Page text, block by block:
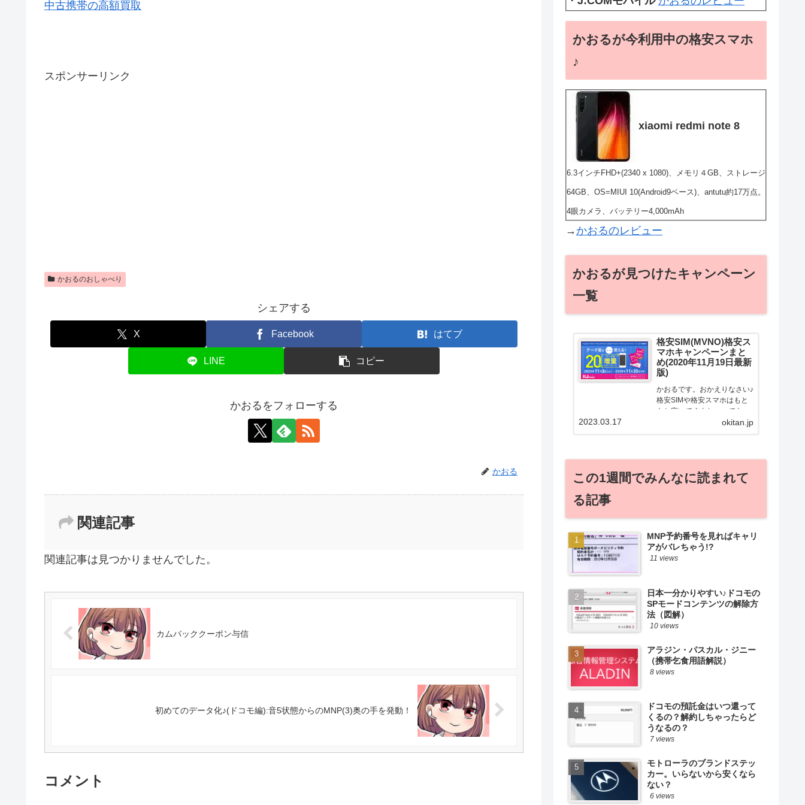
中古携帯の高額買取
スポンサーリンク
かおるのおしゃべり
シェアする
X Facebook はてブ
LINE コピー
かおるをフォローする
かおる
関連記事
関連記事は見つかりませんでした。
カムバッククーポン与信
初めてのデータ化♪(ドコモ編):音5状態からのMNP(3)奥の手を発動！
コメント
かおるが今利用中の格安スマホ
♪
xiaomi redmi note 8
6.3インチFHD+(2340 x 1080)、メモリ４GB、ストレージ
64GB、OS=MIUI 10(Android9ベース)、antutu約17万点。
4眼カメラ、バッテリー4,000mAh
→かおるのレビュー
かおるが見つけたキャンペーン
一覧
格安SIM(MVNO)格安ス
マホキャンペーンまと
め(2020年11月19日最新
版)
かおるです。おかえりなさい♪
格安SIMや格安スマホはもと
もと安いですよねー。でも！
どうせ契約するなら安くお得
かおるが調べた案件をこっ
そ...
okitan.jp
2023.03.17
この1週間でみんなに読まれて
る記事
MNP予約番号を見ればキャリ
アがバレちゃう!?
11 views
日本一分かりやすい♪ドコモの
SPモードコンテンツの解除方
法（図解）
10 views
アラジン・パスカル・ジニー
（携帯乞食用語解説）
8 views
ドコモの預託金はいつ還って
くるの？解約しちゃったらど
うなるの？
7 views
モトローラのブランドステッ
カー。いらないから安くなら
ない？
6 views